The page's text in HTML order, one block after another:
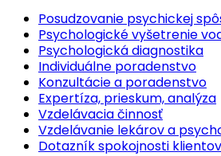
Posudzovanie psychickej
Psychologické vyšetrenie
Psychologická diagnostika
Individuálne poradenstvo
Konzultácie a poradenstvo
Expertíza, prieskum, analýza
Vzdelávacia činnosť
Vzdelávanie lekárov a
Dotazník spokojnosti klientov